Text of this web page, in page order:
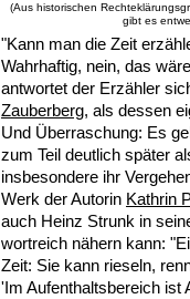
(Aus historischen
gibt es
"Kann man die Zeit
Wahrhaftig, nein, das
antwortet der Erzähler
Zauberberg, als dessen
Und Überraschung: Es
zum Teil deutlich später
insbesondere ihr
Werk der Autorin Kathrin
auch Heinz Strunk in
wortreich nähern kann:
Zeit: Sie kann rieseln,
'Im Aufenthaltsbereich ist